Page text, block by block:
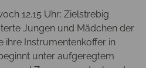
12.15 Uhr: Zielstrebig
Jungen und Mädchen der
ihre Instrumentenkoffer in
unter aufgeregtem